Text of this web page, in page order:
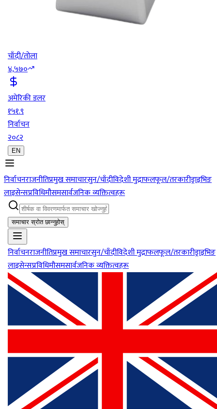
चाँदी/तोला
४,५७०
अमेरिकी डलर
१५१.९
निर्वाचन
२०८२
EN
निर्वाचनराजनीतिप्रमुख समाचारसुन/चाँदीविदेशी मुद्राफलफूल/तरकारीड्राइभिङ
लाइसेन्सप्रविधिमौसमसार्वजनिक व्यक्तित्वहरू
समाचार स्रोत छान्नुहोस्
निर्वाचनराजनीतिप्रमुख समाचारसुन/चाँदीविदेशी मुद्राफलफूल/तरकारीड्राइभिङ
लाइसेन्सप्रविधिमौसमसार्वजनिक व्यक्तित्वहरू